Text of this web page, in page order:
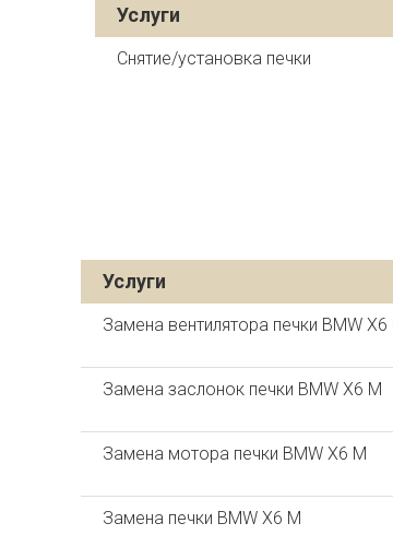
Услуги
Снятие/установка печки
Услуги
Замена вентилятора печки BMW X6
Замена заслонок печки BMW X6 M
Замена мотора печки BMW X6 M
Замена печки BMW X6 M